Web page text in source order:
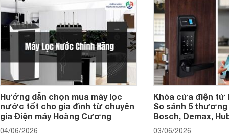
Hướng dẫn chọn mua máy lọc
nước tốt cho gia đình từ chuyên
gia Điện máy Hoàng Cương
04/06/2026
Khóa cửa điện tử
So sánh 5 thương
Bosch, Demax,
03/06/2026